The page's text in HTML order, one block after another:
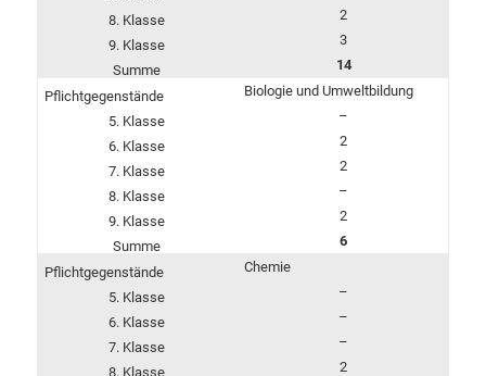
2
3
14
Biologie und Umweltbildung
–
2
2
–
2
6
Chemie
–
–
–
2